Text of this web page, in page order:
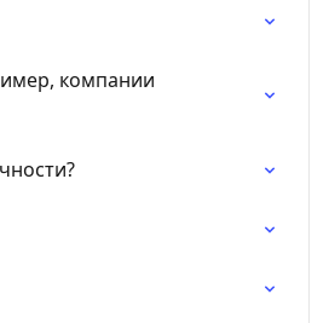
компании